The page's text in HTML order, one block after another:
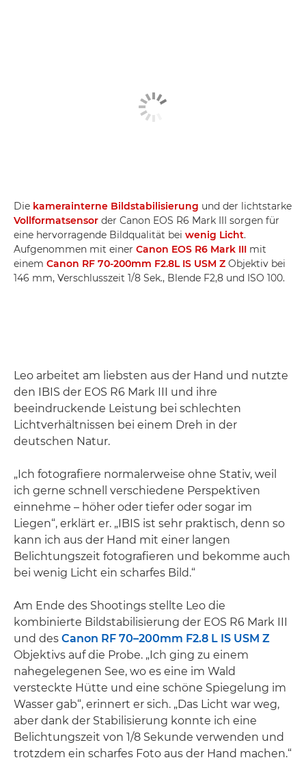
Die kamerainterne Bildstabilisierung und der lichtstarke
Vollformatsensor der Canon EOS R6 Mark III sorgen für
eine hervorragende Bildqualität bei wenig Licht.
Aufgenommen mit einer Canon EOS R6 Mark III mit
einem Canon RF 70-200mm F2.8L IS USM Z Objektiv bei
146 mm, Verschlusszeit 1/8 Sek., Blende F2,8 und ISO 100.
Leo arbeitet am liebsten aus der Hand und nutzte
den IBIS der EOS R6 Mark III und ihre
beeindruckende Leistung bei schlechten
Lichtverhältnissen bei einem Dreh in der
deutschen Natur.
„Ich fotografiere normalerweise ohne Stativ, weil
ich gerne schnell verschiedene Perspektiven
einnehme – höher oder tiefer oder sogar im
Liegen“, erklärt er. „IBIS ist sehr praktisch, denn so
kann ich aus der Hand mit einer langen
Belichtungszeit fotografieren und bekomme auch
bei wenig Licht ein scharfes Bild.“
Am Ende des Shootings stellte Leo die
kombinierte Bildstabilisierung der EOS R6 Mark III
und des Canon RF 70–200mm F2.8 L IS USM Z
Objektivs auf die Probe. „Ich ging zu einem
nahegelegenen See, wo es eine im Wald
versteckte Hütte und eine schöne Spiegelung im
Wasser gab“, erinnert er sich. „Das Licht war weg,
aber dank der Stabilisierung konnte ich eine
Belichtungszeit von 1/8 Sekunde verwenden und
trotzdem ein scharfes Foto aus der Hand machen.“